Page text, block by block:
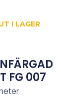
I LAGER
FG 007